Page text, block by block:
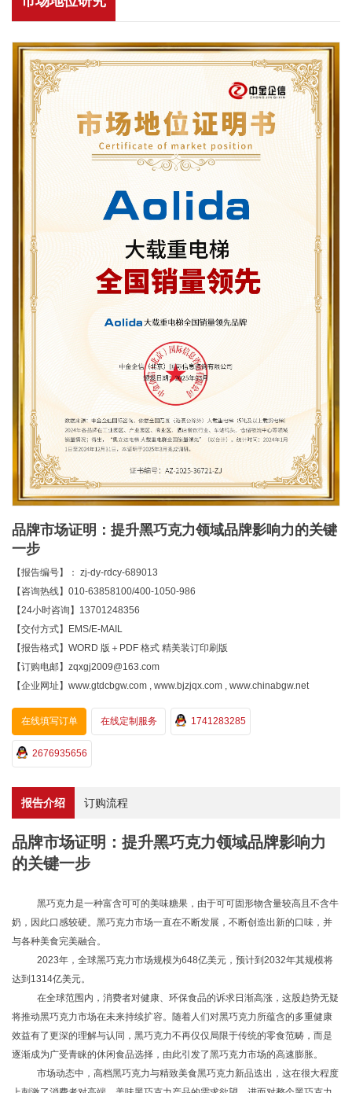
品牌市场证明：提升黑巧克力领域品牌影响力的关键
一步
【报告编号】： zj-dy-rdcy-689013
【咨询热线】010-63858100/400-1050-986
【24小时咨询】13701248356
【交付方式】EMS/E-MAIL
【报告格式】WORD 版＋PDF 格式 精美装订印刷版
【订购电邮】zqxgj2009@163.com
【企业网址】www.gtdcbgw.com , www.bjzjqx.com , www.chinabgw.net
在线填写订单 在线定制服务 1741283285
2676935656
报告介绍 订购流程
品牌市场证明：提升黑巧克力领域品牌影响力
的关键一步
黑巧克力是一种富含可可的美味糖果，由于可可固形物含量较高且不含牛
奶，因此口感较硬。黑巧克力市场一直在不断发展，不断创造出新的口味，并
与各种美食完美融合。
2023年，全球黑巧克力市场规模为648亿美元，预计到2032年其规模将
达到1314亿美元。
在全球范围内，消费者对健康、环保食品的诉求日渐高涨，这股趋势无疑
将推动黑巧克力市场在未来持续扩容。随着人们对黑巧克力所蕴含的多重健康
效益有了更深的理解与认同，黑巧克力不再仅仅局限于传统的零食范畴，而是
逐渐成为广受青睐的休闲食品选择，由此引发了黑巧克力市场的高速膨胀。
市场动态中，高档黑巧克力与精致美食黑巧克力新品迭出，这在很大程度